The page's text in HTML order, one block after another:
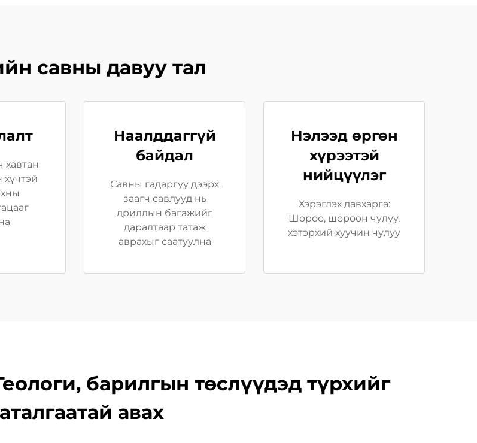
савны давуу тал
хавтан
хүчтэй
Наалддаггүй
байдал
Савны гадаргуу дээрх
заагч савлууд нь
дриллын багажийг
даралтаар татаж
аврахыг саатуулна
Нэлээд өргөн
хүрээтэй
нийцүүлэг
Хэрэглэх давхарга:
Шороо, шороон чулуу,
хэтэрхий хуучин чулуу
барилгын төслүүдэд түрхийг
авах